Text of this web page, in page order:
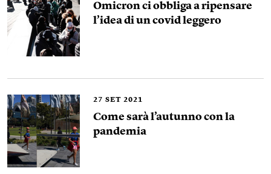
Omicron ci obbliga a ripensare
l’idea di un covid leggero
27 SET 2021
Come sarà l’autunno con la
pandemia